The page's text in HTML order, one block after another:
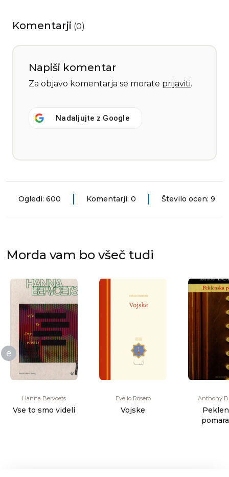
Komentarji (0)
Napiši komentar
Za objavo komentarja se morate prijaviti.
Nadaljujte z Google
Ogledi: 600 Komentarji: 0 Število ocen: 9
Morda vam bo všeč tudi
e
Hanna Bervoets
Vse to smo videli
Evelio Rosero
Vojske
Anthony